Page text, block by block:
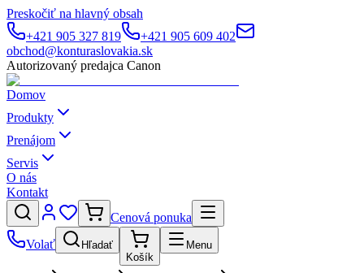
Preskočiť na hlavný obsah
+421 905 327 819
+421 905 609 402
obchod@konturaslovakia.sk
Autorizovaný predajca Canon
Domov
Produkty
Prenájom
Servis
O nás
Kontakt
Cenová ponuka
Volať
Hľadať
Košík
Menu